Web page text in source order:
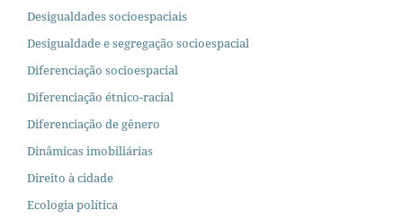
Desigualdades socioespaciais
Desigualdade e segregação socioespacial
Diferenciação socioespacial
Diferenciação étnico-racial
Diferenciação de gênero
Dinâmicas imobiliárias
Direito à cidade
Ecologia política